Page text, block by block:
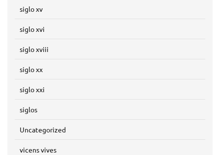
siglo xv
siglo xvi
siglo xviii
siglo xx
siglo xxi
siglos
Uncategorized
vicens vives